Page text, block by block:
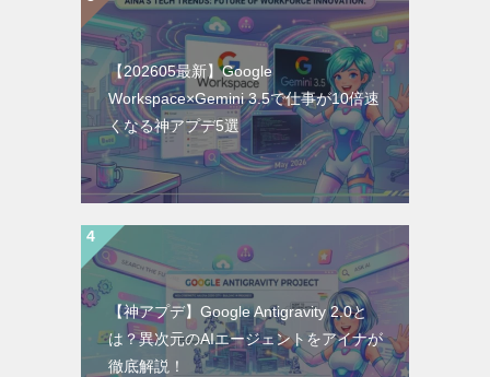
【202605最新】Google
Workspace×Gemini 3.5で仕事が10倍速
くなる神アプデ5選
【神アプデ】Google Antigravity 2.0と
は？異次元のAIエージェントをアイナが
徹底解説！